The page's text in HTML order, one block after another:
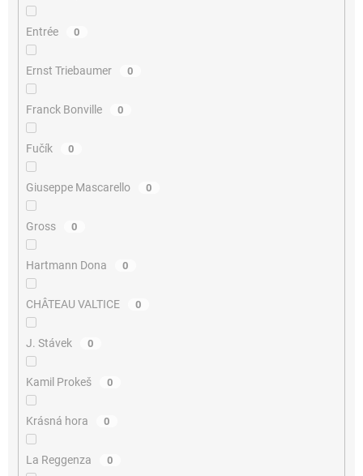
Entrée 0
Ernst Triebaumer 0
Franck Bonville 0
Fučík 0
Giuseppe Mascarello 0
Gross 0
Hartmann Dona 0
CHÂTEAU VALTICE 0
J. Stávek 0
Kamil Prokeš 0
Krásná hora 0
La Reggenza 0